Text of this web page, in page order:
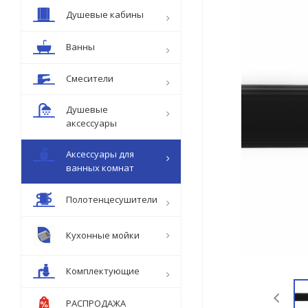
Душевые кабины
Ванны
Смесители
Душевые
аксессуары
Аксессуары для
ванных комнат
Полотенцесушители
Кухонные мойки
Комплектующие
РАСПРОДАЖА